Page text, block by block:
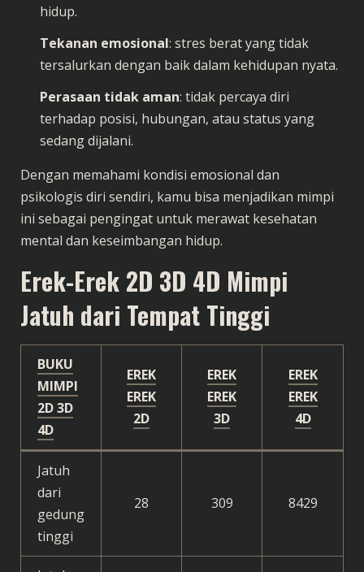
hidup.
Tekanan emosional: stres berat yang tidak
tersalurkan dengan baik dalam kehidupan nyata.
Perasaan tidak aman: tidak percaya diri
terhadap posisi, hubungan, atau status yang
sedang dijalani.
Dengan memahami kondisi emosional dan
psikologis diri sendiri, kamu bisa menjadikan mimpi
ini sebagai pengingat untuk merawat kesehatan
mental dan keseimbangan hidup.
Erek-Erek 2D 3D 4D Mimpi
Jatuh dari Tempat Tinggi
BUKU
MIMPI
2D 3D
4D
EREK
EREK
2D
EREK
EREK
3D
EREK
EREK
4D
Jatuh
dari
gedung
tinggi
28 309 8429